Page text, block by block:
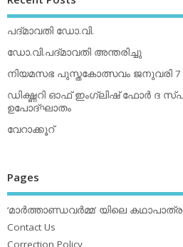
പദ്മാവതി ഡോ.വി.
ഡോ.വി.പദ്മാവതി അന്തരിച്ചു
നിയമസഭ പുസ്തകോത്സവം ജനുവരി
ഡിക്ഷ്ണറി ഓഫ് ഇംഗ്ലിഷ് ഫോര്‍ ദ
ഉപോദ്ഘാതം
വേറാക്കൂറ്
Pages
‘മാര്‍ത്താണ്ഡവര്‍മ്മ’ യിലെ
Contact Us
Correction Policy